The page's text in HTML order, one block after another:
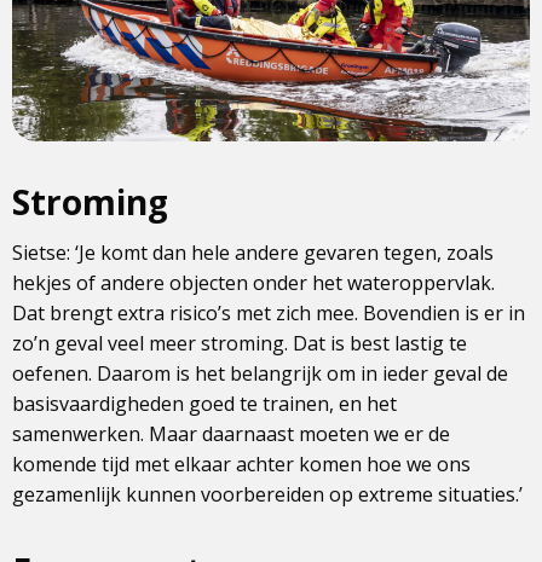
Stroming
Sietse: ‘Je komt dan hele andere gevaren tegen, zoals
hekjes of andere objecten onder het wateroppervlak.
Dat brengt extra risico’s met zich mee. Bovendien is er in
zo’n geval veel meer stroming. Dat is best lastig te
oefenen. Daarom is het belangrijk om in ieder geval de
basisvaardigheden goed te trainen, en het
samenwerken. Maar daarnaast moeten we er de
komende tijd met elkaar achter komen hoe we ons
gezamenlijk kunnen voorbereiden op extreme situaties.’